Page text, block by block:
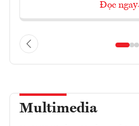
Đọc ngay
Multimedia